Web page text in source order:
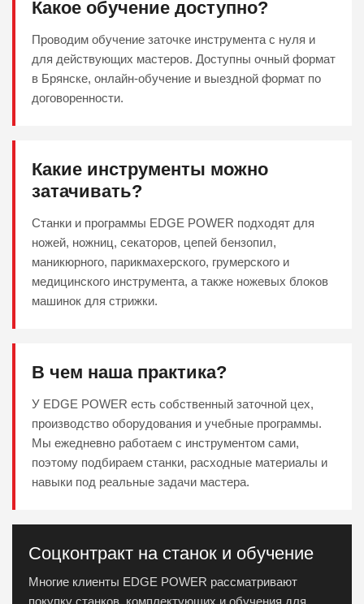
Какое обучение доступно?
Проводим обучение заточке инструмента с нуля и
для действующих мастеров. Доступны очный формат
в Брянске, онлайн-обучение и выездной формат по
договоренности.
Какие инструменты можно
затачивать?
Станки и программы EDGE POWER подходят для
ножей, ножниц, секаторов, цепей бензопил,
маникюрного, парикмахерского, грумерского и
медицинского инструмента, а также ножевых блоков
машинок для стрижки.
В чем наша практика?
У EDGE POWER есть собственный заточной цех,
производство оборудования и учебные программы.
Мы ежедневно работаем с инструментом сами,
поэтому подбираем станки, расходные материалы и
навыки под реальные задачи мастера.
Соцконтракт на станок и обучение
Многие клиенты EDGE POWER рассматривают